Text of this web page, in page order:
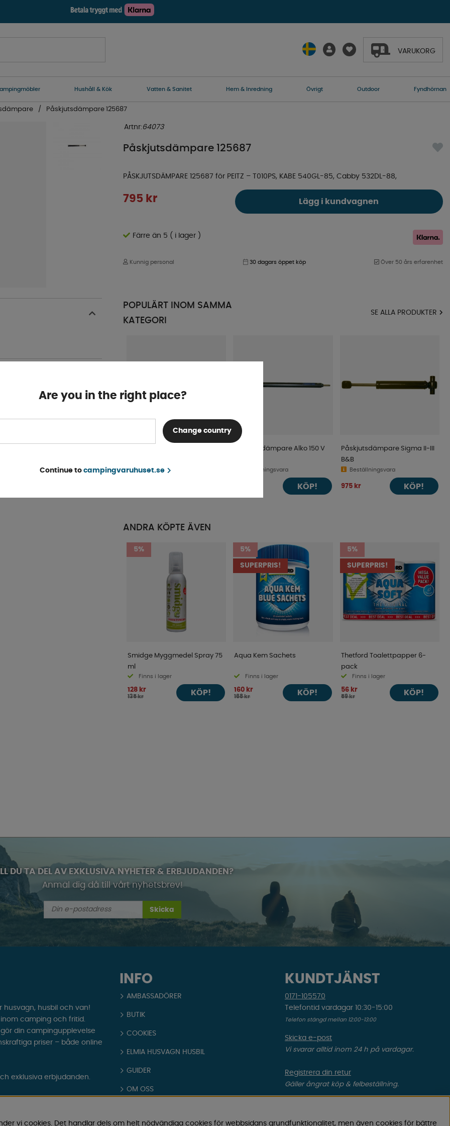
VARUKORG
Hushåll & Kök Vatten & Sanitet Hem & Inredning Övrigt Outdoor Fyndhörnan
Påskjutsdämpare 125687
Artnr: 64073
Påskjutsdämpare 125687
PÅSKJUTSDÄMPARE 125687 för PEITZ – T010PS, KABE 540GL-85, Cabby 532DL-88,
795 kr Lägg i kundvagnen
Färre än 5 ( i lager )
Kunnig personal 30 dagars öppet köp Över 50 års erfarenhet
POPULÄRT INOM SAMMA
KATEGORI
SE ALLA PRODUKTER
Beställningsvara
Påskjutsdämpare Alko 150 V
Beställningsvara
KÖP!
Påskjutsdämpare Sigma II-III
B&B
Beställningsvara
975 kr KÖP!
ANDRA KÖPTE ÄVEN
5%
Smidge Myggmedel Spray 75
ml
Finns i lager
128 kr
135 kr KÖP!
5%
SUPERPRIS!
Aqua Kem Sachets
Finns i lager
160 kr
168 kr KÖP!
5%
SUPERPRIS!
Thetford Toalettpapper 6-
pack
Finns i lager
56 kr
59 kr KÖP!
Are you in the right place?
Change country
Continue to campingvaruhuset.se
DU TA DEL AV EXKLUSIVA NYHETER & ERBJUDANDEN?
Anmäl dig då till vårt nyhetsbrev!
Skicka
INFO
AMBASSADÖRER
BUTIK
COOKIES
ELMIA HUSVAGN HUSBIL
GUIDER
OM OSS
KUNDTJÄNST
0171-105570
Telefontid vardagar 10:30-15:00
Telefon stängd mellan 12:00-13:00
Skicka e-post
Vi svarar alltid inom 24 h på vardagar.
Registrera din retur
Gäller ångrat köp & felbeställning.
Gäller defekt vara, transportskada etc.
husvagn, husbil och van!
camping och fritid.
din campingupplevelse
priser – både online
exklusiva erbjudanden.
vi cookies. Det handlar dels om helt nödvändiga cookies för webbsidans grundfunktionalitet, men även cookies för bättre